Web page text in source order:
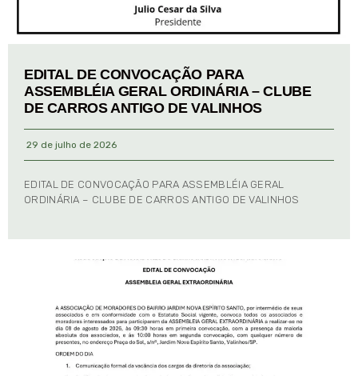
EDITAL DE CONVOCAÇÃO PARA
ASSEMBLÉIA GERAL ORDINÁRIA – CLUBE
DE CARROS ANTIGO DE VALINHOS
29 de julho de 2026
EDITAL DE CONVOCAÇÃO PARA ASSEMBLÉIA GERAL
ORDINÁRIA – CLUBE DE CARROS ANTIGO DE VALINHOS